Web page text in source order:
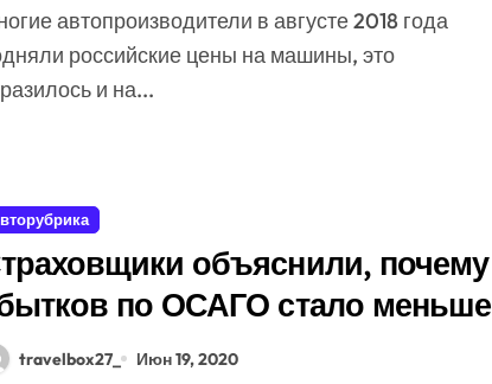
российские цены на машины, это
и на...
объяснили, почему
по ОСАГО стало меньше
travelbox27_ Июн 19, 2020